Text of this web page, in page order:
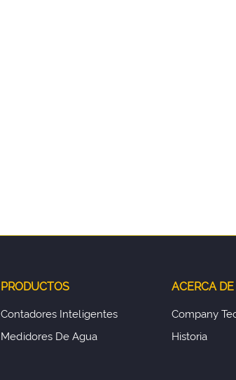
PRODUCTOS
Contadores Inteligentes
Medidores De Agua
ACERCA
Company
Historia